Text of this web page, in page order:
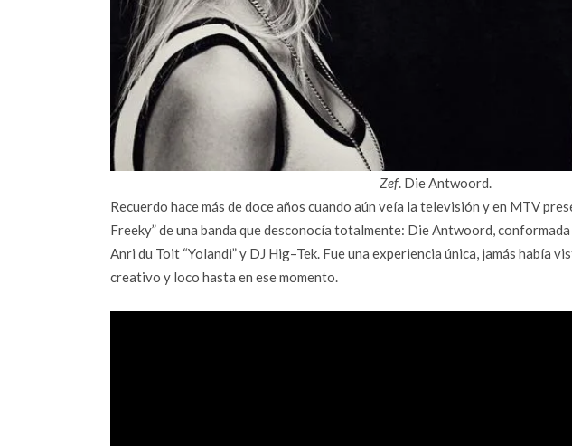
Zef. Die Antwoord.
Recuerdo hace más de doce años cuando aún veía la televisión y en MTV
Freeky” de una banda que desconocía totalmente: Die Antwoord, conformada
Anri du Toit “Yolandi” y DJ Hig–Tek. Fue una experiencia única, jamás había
creativo y loco hasta en ese momento.